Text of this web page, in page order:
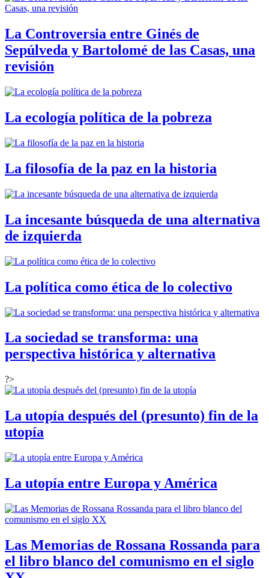
La Controversia entre Ginés de
Sepúlveda y Bartolomé de las Casas, una
revisión
La ecología política de la pobreza
La filosofía de la paz en la historia
La incesante búsqueda de una alternativa
de izquierda
La política como ética de lo colectivo
La sociedad se transforma: una
perspectiva histórica y alternativa
?>
La utopía después del (presunto) fin de la
utopía
La utopía entre Europa y América
Las Memorias de Rossana Rossanda para
el libro blanco del comunismo en el siglo